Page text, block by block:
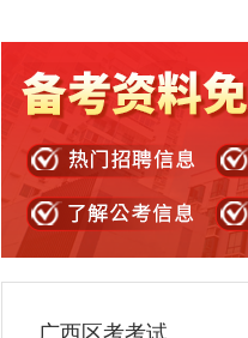
广西区考考试